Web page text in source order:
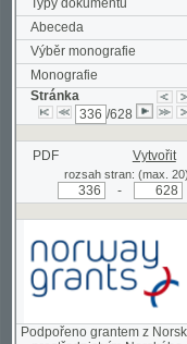
Abeceda
Výběr monografie
Monografie
Stránka
/628
PDF Vytvořit
rozsah stran: (max. 20)
Podpořeno grantem z Norska
prostřednictvím Norského